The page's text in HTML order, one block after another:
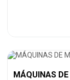
MÁQUINAS